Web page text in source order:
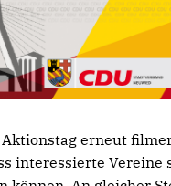
erneut
interessierte